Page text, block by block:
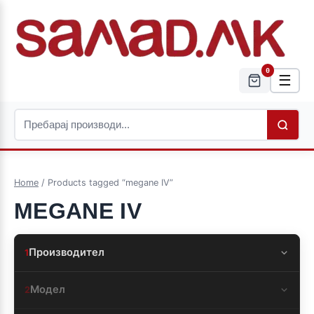
0
☰
Home / Products tagged “megane IV”
MEGANE IV
1Производител
2Модел